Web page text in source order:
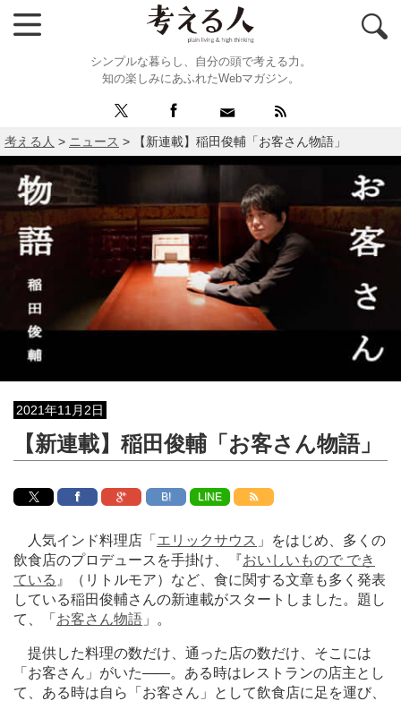
シンプルな暮らし、自分の頭で考える力。
知の楽しみにあふれたWebマガジン。
考える人 > ニュース > 【新連載】稲田俊輔「お客さん物語」
2021年11月2日
【新連載】稲田俊輔「お客さん物語」
B! LINE
人気インド料理店「 エリックサウス 」をはじめ、多くの
飲食店のプロデュースを手掛け、『おいしいもので でき
ている 』（リトルモア）など、食に関する文章も多く発表
している稲田俊輔さんの新連載がスタートしました。題し
て、「 お客さん物語 」。
提供した料理の数だけ、通った店の数だけ、そこには
「お客さん」がいた――。ある時はレストランの店主とし
て、ある時は自ら「お客さん」として飲食店に足を運び、